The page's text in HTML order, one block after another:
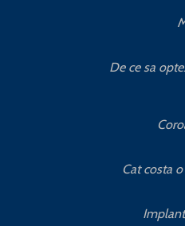
De ce sa
Cat costa